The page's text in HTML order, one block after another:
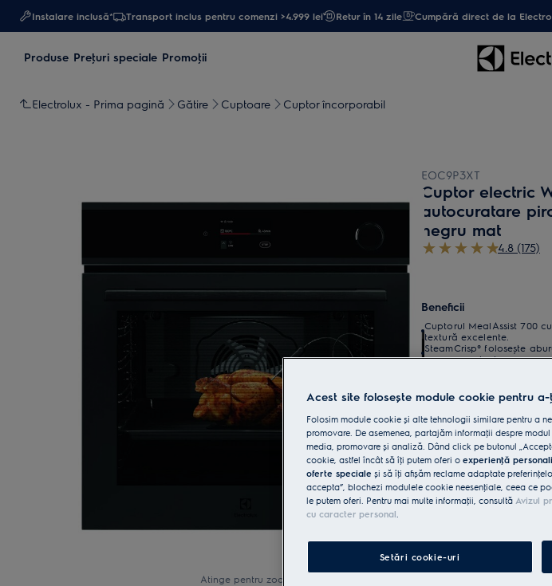
Instalare inclusă* Transport inclus pentru comenzi >4.999 lei Retur în 14 zile Cumpără direct de la
Produse Preţuri speciale Promoţii
Electrolux - Prima pagină Gătire Cuptoare Cuptor încorporabil
Atinge pentru zoom
EOC9P3XT
Cuptor electric
autocuratare
negru mat
4.8 (175)
Beneficii
Cuptorul MealAssist 700
textură excelente.
SteamCrisp® folosește
arome excelente.
Cumpără de pe
Livrare inclusă
mari de 4999 lei
Instalare*
Acest site folosește module cookie pentru
Folosim module cookie și alte tehnologii similare pentru a
promovare. De asemenea, partajăm informaţii despre
media, promovare și analiză. Dând click pe butonul
cookie, astfel încât să îţi putem oferi o experienţă
oferte speciale și să îţi afișăm reclame adaptate
accepta”, blochezi modulele cookie neesenţiale, ceea ce
le putem oferi. Pentru mai multe informaţii, consultă Avizul
cu caracter personal.
Setări cookie-uri